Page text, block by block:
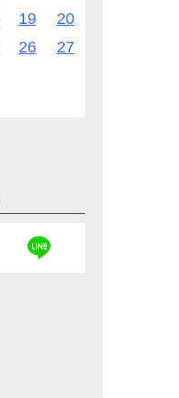
19
20
26
27
line